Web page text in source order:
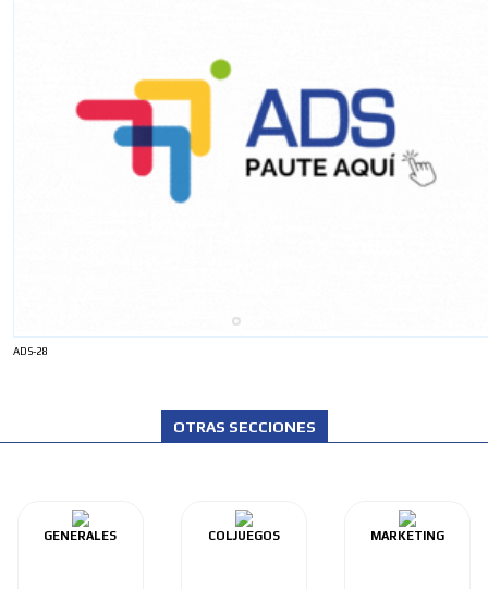
ADS-28
OTRAS SECCIONES
GENERALES COLJUEGOS MARKETING